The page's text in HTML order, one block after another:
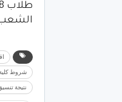
شروط كلية
نتيجة تنسيق